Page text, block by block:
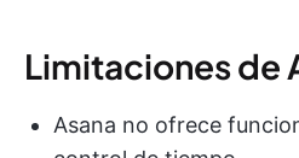
Limitaciones de
Asana no ofrece